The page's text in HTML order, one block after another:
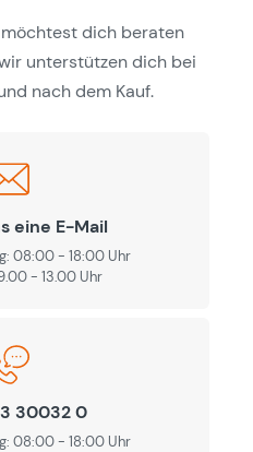
dich beraten
unterstützen dich bei
nach dem Kauf.
eine E-Mail
08:00 - 18:00 Uhr
- 13.00 Uhr
30032 0
08:00 - 18:00 Uhr